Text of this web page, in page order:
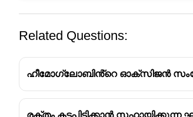
Related Questions:
ഹീമോഗ്ലോബിൻ്റെ ഓക്സിജൻ
രക്തം കട്ടപിടിക്കാൻ സഹായിക്കുന്ന